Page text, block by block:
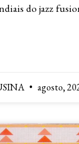
do jazz
agosto,